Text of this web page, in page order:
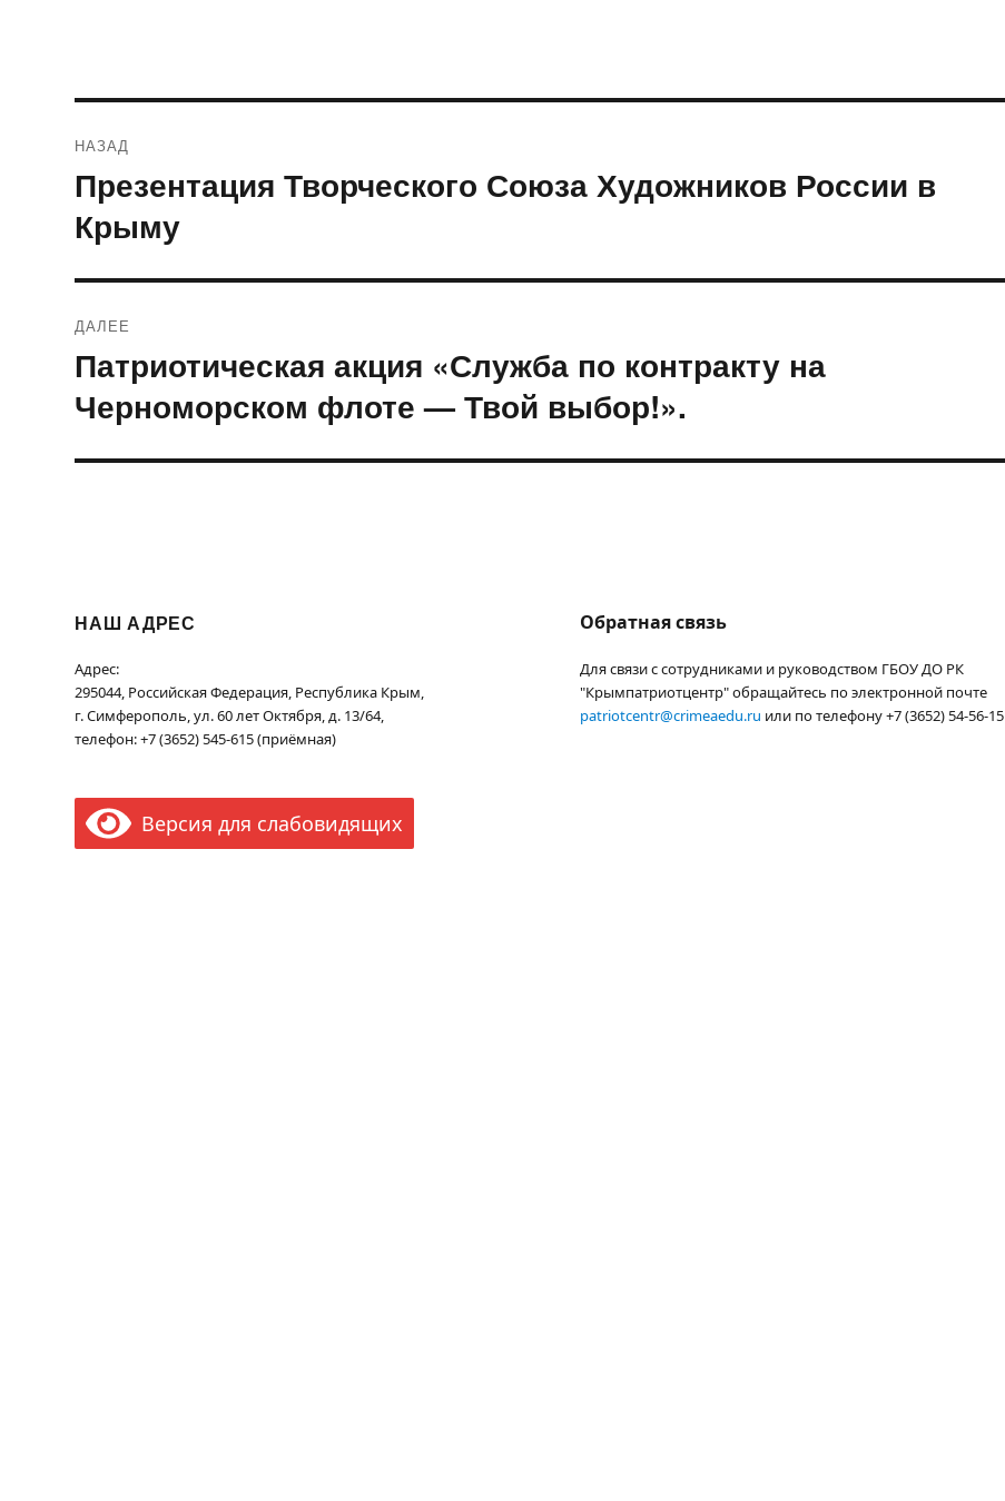
по
записям
НАЗАД
Предыдущая
запись:
Презентация Творческого Союза Художников России в
Крыму
ДАЛЕЕ
Следующая
запись:
Патриотическая акция «Служба по контракту на
Черноморском флоте — Твой выбор!».
НАШ АДРЕС
Адрес:
295044, Российская Федерация, Республика Крым,
г. Симферополь, ул. 60 лет Октября, д. 13/64,
телефон: +7 (3652) 545-615 (приёмная)
Версия для слабовидящих
Обратная связь
Для связи с сотрудниками и руководством ГБОУ ДО РК
"Крымпатриотцентр" обращайтесь по электронной почте
patriotcentr@crimeaedu.ru или по телефону +7 (3652) 54-56-15